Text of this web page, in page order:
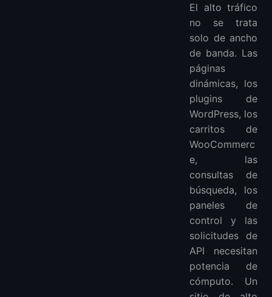
El alto tráfico
no se trata
solo de ancho
de banda. Las
páginas
dinámicas, los
plugins de
WordPress, los
carritos de
WooCommerc
e, las
consultas de
búsqueda, los
paneles de
control y las
solicitudes de
API necesitan
potencia de
cómputo. Un